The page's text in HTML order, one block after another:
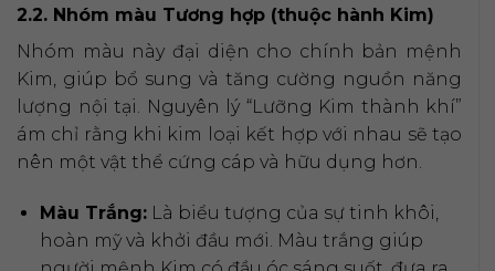
2.2. Nhóm màu Tương hợp (thuộc hành Kim)
Nhóm màu này đại diện cho chính bản mệnh
Kim, giúp bổ sung và tăng cường nguồn năng
lượng nội tại. Nguyên lý “Lưỡng Kim thành khí”
ám chỉ rằng khi kim loại kết hợp với nhau sẽ tạo
nên một vật thể cứng cáp và hữu dụng hơn.
Màu Trắng:Là biểu tượng của sự tinh khôi,
hoàn mỹ và khởi đầu mới. Màu trắng giúp